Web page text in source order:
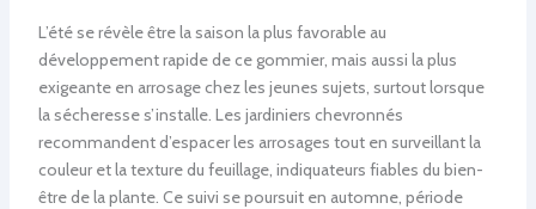
L’été se révèle être la saison la plus favorable au
développement rapide de ce gommier, mais aussi la plus
exigeante en arrosage chez les jeunes sujets, surtout lorsque
la sécheresse s’installe. Les jardiniers chevronnés
recommandent d’espacer les arrosages tout en surveillant la
couleur et la texture du feuillage, indiquateurs fiables du bien-
être de la plante. Ce suivi se poursuit en automne, période